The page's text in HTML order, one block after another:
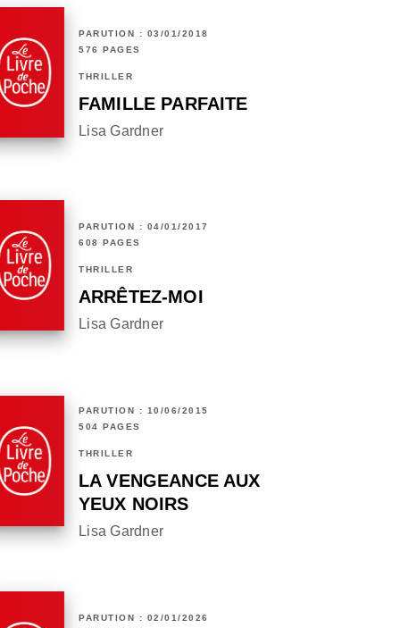
PARUTION : 03/01/2018
576 PAGES
THRILLER
FAMILLE PARFAITE
Lisa Gardner
PARUTION : 04/01/2017
608 PAGES
THRILLER
ARRÊTEZ-MOI
Lisa Gardner
PARUTION : 10/06/2015
504 PAGES
THRILLER
LA VENGEANCE AUX
YEUX NOIRS
Lisa Gardner
PARUTION : 02/01/2026